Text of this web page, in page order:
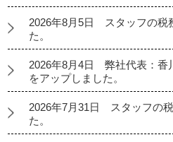
2026年8月5日 スタッフの税
た。
2026年8月4日 弊社代表：香
をアップしました。
2026年7月31日 スタッフの
た。